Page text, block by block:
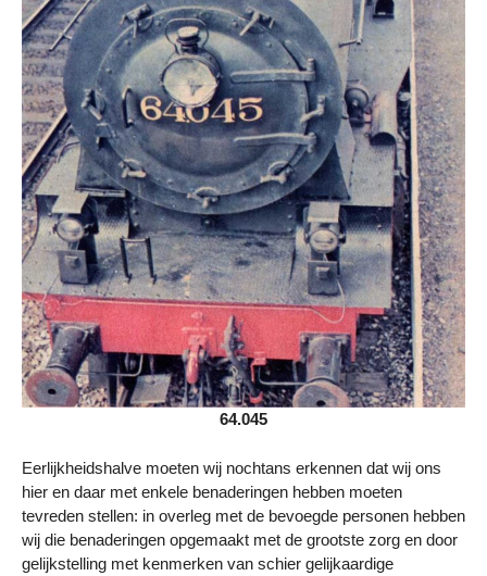
64.045
Eerlijkheidshalve moeten wij nochtans erkennen dat wij ons
hier en daar met enkele benaderingen hebben moeten
tevreden stellen: in overleg met de bevoegde personen hebben
wij die benaderingen opgemaakt met de grootste zorg en door
gelijkstelling met kenmerken van schier gelijkaardige